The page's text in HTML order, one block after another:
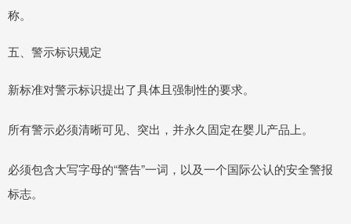
称。
五、警示标识规定
新标准对警示标识提出了具体且强制性的要求。
所有警示必须清晰可见、突出，并永久固定在婴儿产品上。
必须包含大写字母的“警告”一词，以及一个国际公认的安全警报
标志。